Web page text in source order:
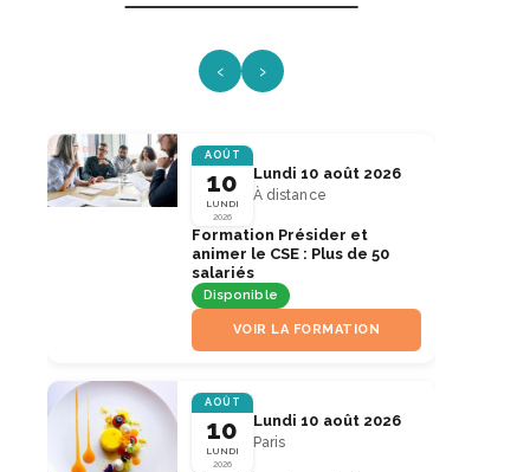
‹ ›
AOÛT
10
LUNDI
2026
Lundi 10 août 2026
À distance
Formation Présider et
animer le CSE : Plus de 50
salariés
Disponible
VOIR LA FORMATION
AOÛT
10
LUNDI
2026
Lundi 10 août 2026
Paris